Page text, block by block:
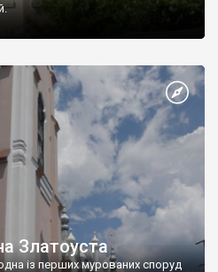
Златоуста
із перших мурованих споруд